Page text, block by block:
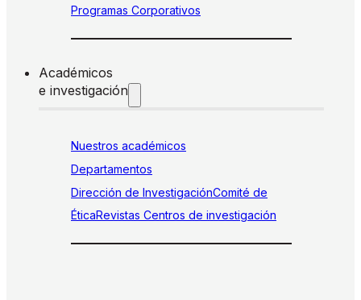
Programas Corporativos
Académicos
e investigación
Nuestros académicos
Departamentos
Dirección de InvestigaciónComité de
ÉticaRevistas Centros de investigación